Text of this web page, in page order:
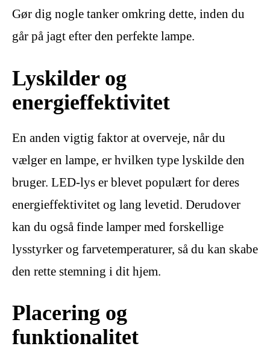
Gør dig nogle tanker omkring dette, inden du
går på jagt efter den perfekte lampe.
Lyskilder og
energieffektivitet
En anden vigtig faktor at overveje, når du
vælger en lampe, er hvilken type lyskilde den
bruger. LED-lys er blevet populært for deres
energieffektivitet og lang levetid. Derudover
kan du også finde lamper med forskellige
lysstyrker og farvetemperaturer, så du kan skabe
den rette stemning i dit hjem.
Placering og
funktionalitet